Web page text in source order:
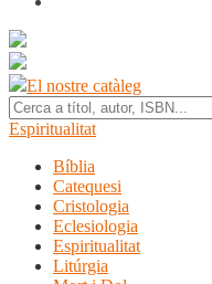
El nostre catàleg
Espiritualitat
Bíblia
Catequesi
Cristologia
Eclesiologia
Espiritualitat
Litúrgia